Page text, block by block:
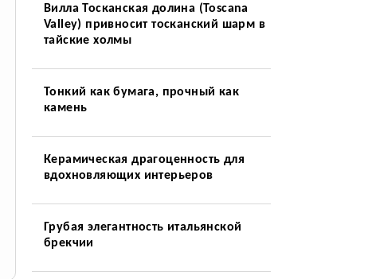
Вилла Тосканская долина (Toscana
Valley) привносит тосканский шарм в
тайские холмы
Тонкий как бумага, прочный как
камень
Керамическая драгоценность для
вдохновляющих интерьеров
Грубая элегантность итальянской
брекчии